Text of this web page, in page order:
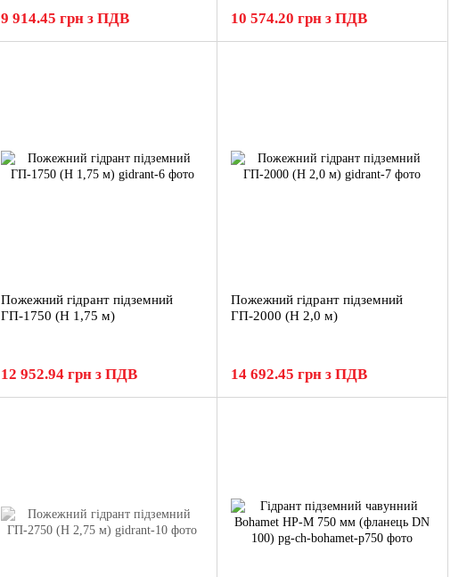
9 914.45 грн з ПДВ 10 574.20 грн з ПДВ
Пожежний гідрант підземний
ГП-1750 (H 1,75 м)
12 952.94 грн з ПДВ
Пожежний гідрант підземний
ГП-2000 (H 2,0 м)
14 692.45 грн з ПДВ